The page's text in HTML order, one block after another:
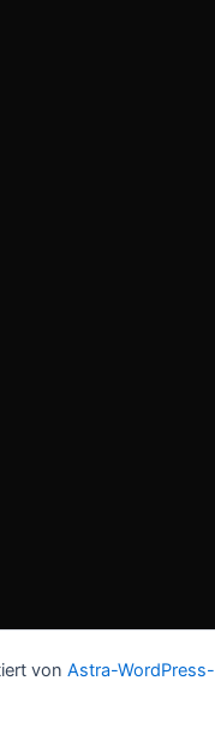
von Astra-WordPress-